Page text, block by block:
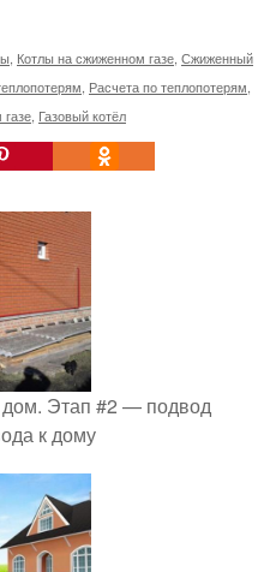
, Котлы на сжиженном газе, Сжиженный
, Расчета по теплопотерям,
, Газовый котёл
дом. Этап #2 — подвод
к дому